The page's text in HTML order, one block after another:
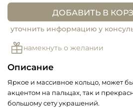
ДОБАВИТЬ В
уточнить информацию у
намекнуть о желании
Описание
Яркое и массивное кольцо, может
акцентом на пальцах, так и
большому сету украшений.